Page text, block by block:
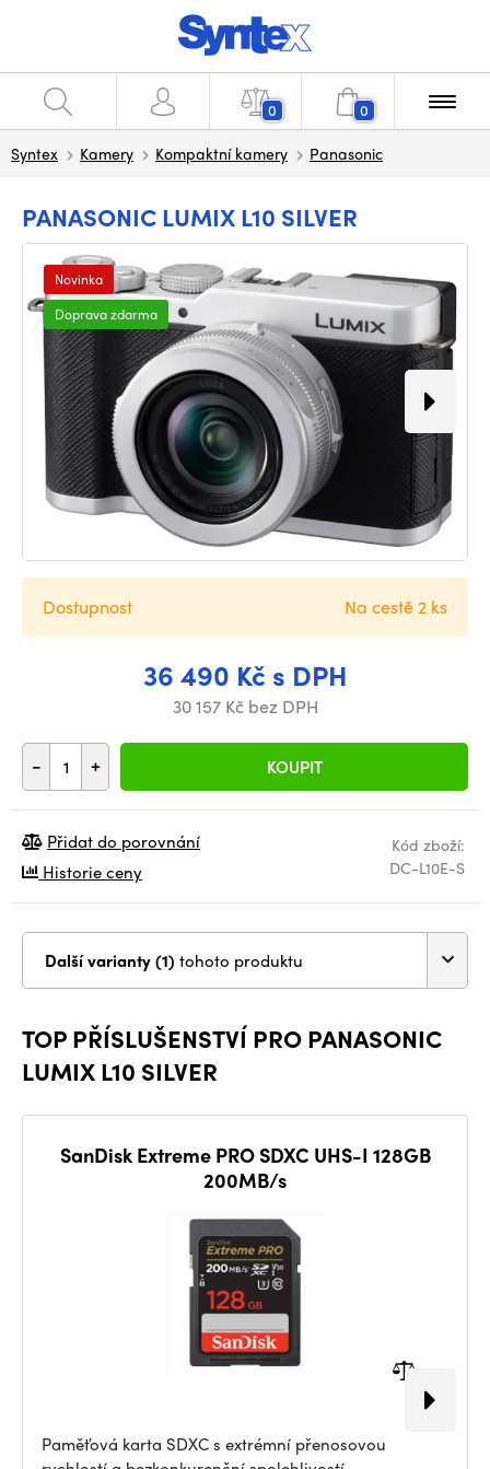
0 0
Syntex Kamery Kompaktní kamery Panasonic
PANASONIC LUMIX L10 SILVER
Novinka
Doprava zdarma
36 490 Kč s DPH
30 157 Kč bez DPH
- + KOUPIT
Dostupnost Na cestě 2 ks
Kód zboží:
DC-L10E-S
Přidat do porovnání
Historie ceny
Další varianty (1) tohoto produktu
TOP PŘÍSLUŠENSTVÍ PRO PANASONIC
LUMIX L10 SILVER
SanDisk Extreme PRO SDXC UHS-I 128GB
200MB/s
Paměťová karta SDXC s extrémní přenosovou